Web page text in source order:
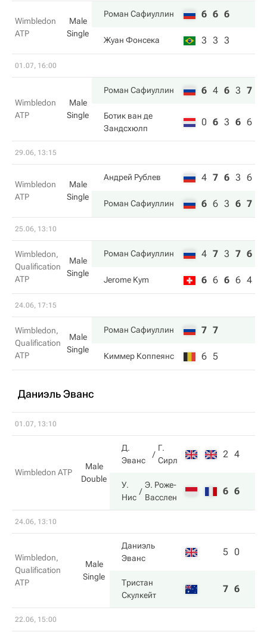
Wimbledon
ATP
Male
Single
Роман Сафиуллин 6 6 6
Жуан Фонсека 3 3 3
01.07, 16:00
Wimbledon
ATP
Male
Single
Роман Сафиуллин 6 4 6 3 7
Ботик ван де
Зандсхюлп
0 6 3 6 6
29.06, 13:15
Wimbledon
ATP
Male
Single
Андрей Рублев 4 7 6 3 6
Роман Сафиуллин 6 6 3 6 7
25.06, 13:10
Wimbledon,
Qualification
ATP
Male
Single
Роман Сафиуллин 4 7 3 7 6
Jerome Kym 6 6 6 6 4
24.06, 17:15
Wimbledon,
Qualification
ATP
Male
Single
Роман Сафиуллин 7 7
Киммер Коппеянс 6 5
Даниэль Эванс
01.07, 13:10
Wimbledon ATP
Male
Double
Д.
Эванс
Г.
Сирл
2 4
У.
Нис
Э. Роже-
Васслен
6 6
24.06, 13:10
Wimbledon,
Qualification
ATP
Male
Single
Даниэль
Эванс
5 0
Тристан
Скулкейт
7 6
22.06, 15:00